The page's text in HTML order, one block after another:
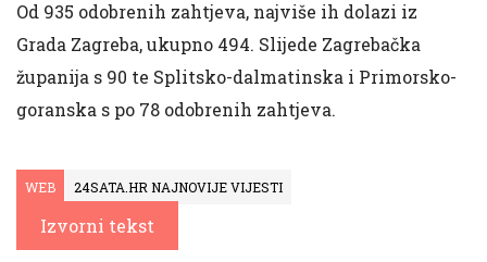
Od 935 odobrenih zahtjeva, najviše ih dolazi iz
Grada Zagreba, ukupno 494. Slijede Zagrebačka
županija s 90 te Splitsko-dalmatinska i Primorsko-
goranska s po 78 odobrenih zahtjeva.
WEB 24SATA.HR NAJNOVIJE VIJESTI
Izvorni tekst